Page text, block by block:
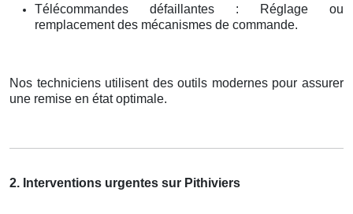
Télécommandes défaillantes : Réglage ou
remplacement des mécanismes de commande.
Nos techniciens utilisent des outils modernes pour assurer
une remise en état optimale.
2. Interventions urgentes sur Pithiviers